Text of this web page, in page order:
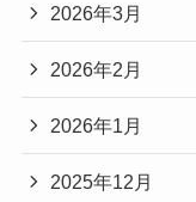
2026年3月
2026年2月
2026年1月
2025年12月